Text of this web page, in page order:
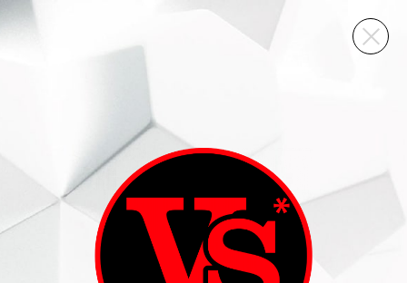
ВИННЫЙ СКЛАД